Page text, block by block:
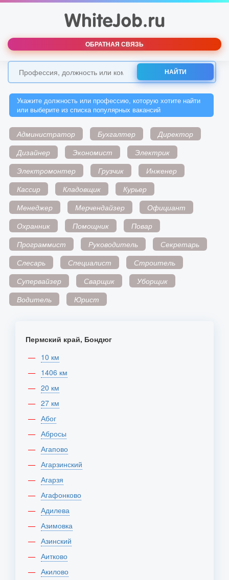
ОБРАТНАЯ СВЯЗЬ
НАЙТИ
Укажите должность или профессию, которую хотите найти
или выберите из списка популярных вакансий
Администратор Бухгалтер
Директор
Дизайнер
Экономист
Электрик
Электромонтер
Грузчик
Инженер
Кассир
Кладовщик
Курьер
Менеджер
Мерчендайзер
Официант
Охранник
Помощник
Повар
Программист
Руководитель
Секретарь
Слесарь
Специалист
Строитель
Супервайзер
Сварщик
Уборщик
Водитель
Юрист
Пермский край, Бондюг
10 км
1406 км
20 км
27 км
Абог
Абросы
Агапово
Агарзинский
Агарзя
Агафонково
Адилева
Азимовка
Азинский
Аитково
Акилово